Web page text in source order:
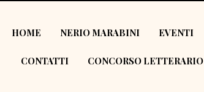
HOME NERIO MARABINI EVENTI
CONTATTI CONCORSO LETTERARIO